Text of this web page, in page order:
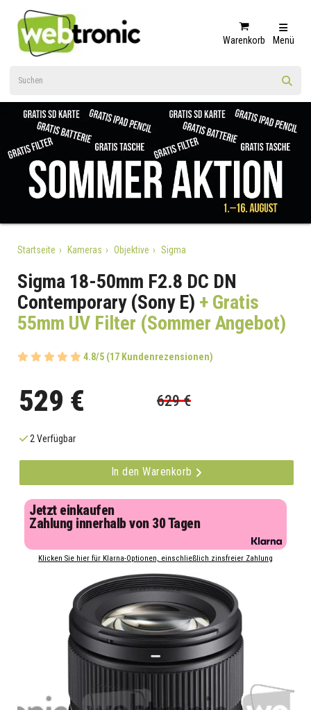
Warenkorb Menü
Startseite Kameras Objektive Sigma
Sigma 18-50mm F2.8 DC DN
Contemporary (Sony E) + Gratis
55mm UV Filter (Sommer Angebot)
4.8/5 (17 Kundenrezensionen)
529 € 629 €
2 Verfügbar
In den Warenkorb
Jetzt einkaufen
Zahlung innerhalb von 30 Tagen
Klicken Sie hier für Klarna-Optionen, einschließlich zinsfreier Zahlung